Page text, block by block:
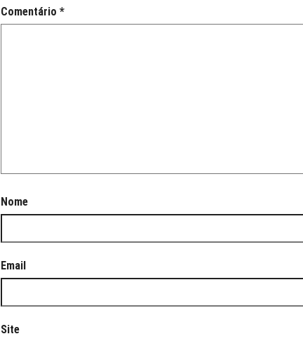
Comentário *
Nome
Email
Site